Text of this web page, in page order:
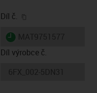
Díl č.
igus-icon-lieferzeit
Díl výrobce č.